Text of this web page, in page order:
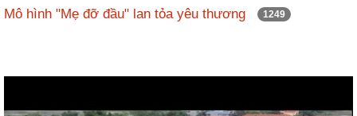
Mô hình "Mẹ đỡ đầu" lan tỏa yêu thương 1249